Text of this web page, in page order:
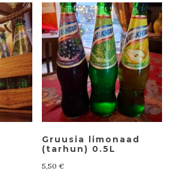
Gruusia limonaad
(tarhun) 0.5L
5,50 €